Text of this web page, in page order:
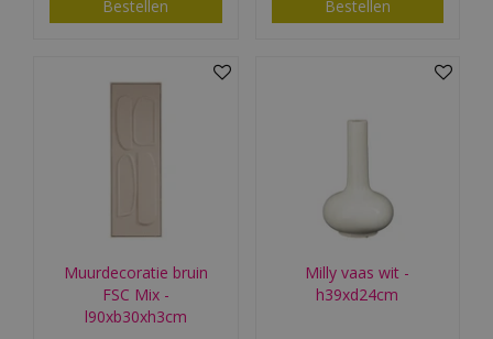
Bestellen Bestellen
Muurdecoratie bruin
FSC Mix -
l90xb30xh3cm
Milly vaas wit -
h39xd24cm